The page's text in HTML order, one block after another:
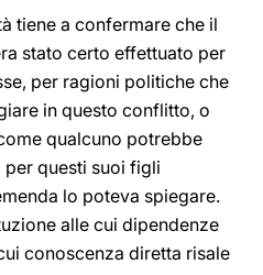
tiene a confermare che il
stato certo effettuato per
per ragioni politiche che
in questo conflitto, o
qualcuno potrebbe
per questi suoi figli
lo poteva spiegare.
alle cui dipendenze
conoscenza diretta risale